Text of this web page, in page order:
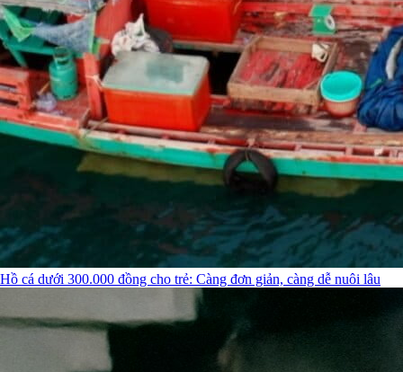
Hồ cá dưới 300.000 đồng cho trẻ: Càng đơn giản, càng dễ nuôi lâu